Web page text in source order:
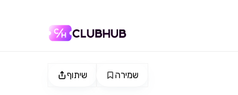
שיתוף שמירה